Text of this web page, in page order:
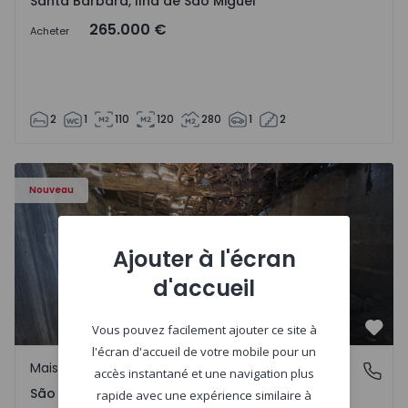
Acheter 265.000 €
2 1 110 120 280 1 2
Nouveau
Maison Vila Real, São Tomé do Castelo e Justes -
São Tomé do Castelo e Justes, Vila Real
Maison Rurale
São Tomé do Castelo e Justes, Vila Real
Ajouter à l'écran
d'accueil
Vous pouvez facilement ajouter ce site à
l'écran d'accueil de votre mobile pour un
accès instantané et une navigation plus
rapide avec une expérience similaire à